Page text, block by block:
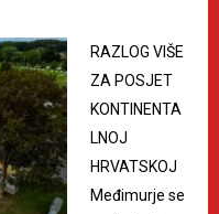
RAZLOG VIŠE
ZA POSJET
KONTINENTA
LNOJ
HRVATSKOJ
Međimurje se